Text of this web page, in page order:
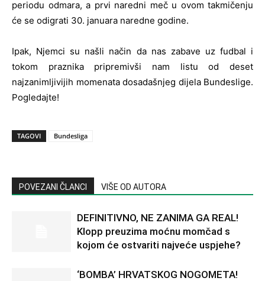
periodu odmara, a prvi naredni meč u ovom takmičenju
će se odigrati 30. januara naredne godine.
Ipak, Njemci su našli način da nas zabave uz fudbal i
tokom praznika pripremivši nam listu od deset
najzanimljivijih momenata dosadašnjeg dijela Bundeslige.
Pogledajte!
TAGOVI Bundesliga
POVEZANI ČLANCI VIŠE OD AUTORA
DEFINITIVNO, NE ZANIMA GA REAL!
Klopp preuzima moćnu momčad s
kojom će ostvariti najveće uspjehe?
‘BOMBA’ HRVATSKOG NOGOMETA!